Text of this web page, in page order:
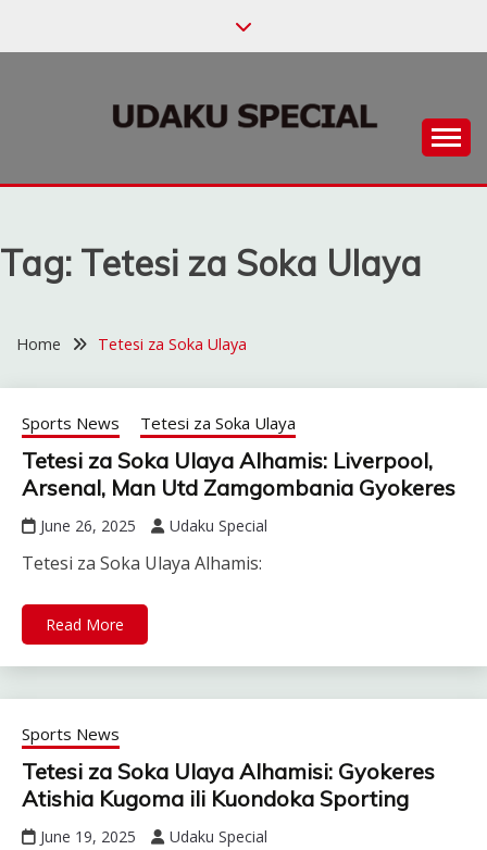
UDAKU SPECIAL
Tag: Tetesi za Soka Ulaya
Home Tetesi za Soka Ulaya
Sports News Tetesi za Soka Ulaya
Tetesi za Soka Ulaya Alhamis: Liverpool,
Arsenal, Man Utd Zamgombania Gyokeres
June 26, 2025 Udaku Special
Tetesi za Soka Ulaya Alhamis:
Read More
Sports News
Tetesi za Soka Ulaya Alhamisi: Gyokeres
Atishia Kugoma ili Kuondoka Sporting
June 19, 2025 Udaku Special